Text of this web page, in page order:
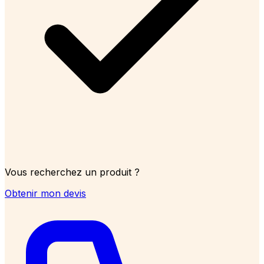
Vous recherchez un produit ?
Obtenir mon devis